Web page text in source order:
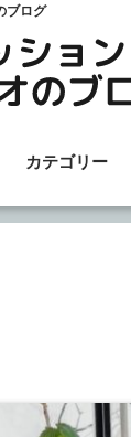
ブログ
カテゴリー